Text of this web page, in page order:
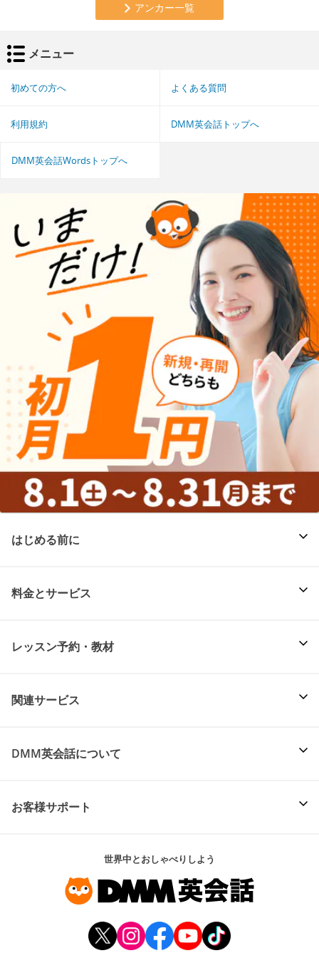
アンカー一覧
メニュー
初めての方へ よくある質問
利用規約 DMM英会話トップへ
DMM英会話Wordsトップへ
はじめる前に
料金とサービス
レッスン予約・教材
関連サービス
DMM英会話について
お客様サポート
世界中とおしゃべりしよう